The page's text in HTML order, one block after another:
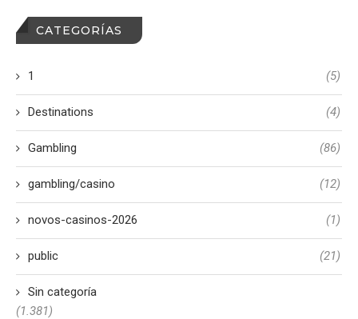
CATEGORÍAS
1 (5)
Destinations (4)
Gambling (86)
gambling/casino (12)
novos-casinos-2026 (1)
public (21)
Sin categoría
(1.381)